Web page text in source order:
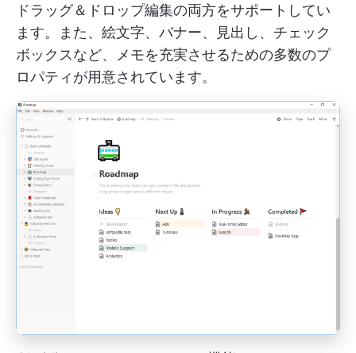
ドラッグ＆ドロップ編集の両方をサポートしてい
ます。また、絵文字、バナー、見出し、チェック
ボックスなど、メモを充実させるための多数のプ
ロパティが用意されています。